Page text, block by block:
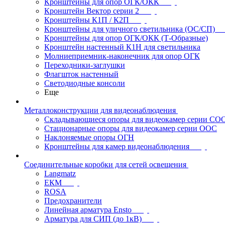
Кронштейны для опор ОГК/ОКК
Кронштейн Вектор серии 2
Кронштейны К1П / К2П
Кронштейны для уличного светильника (ОС/СП)
Кронштейны для опор ОГК/ОКК (Т-Образные)
Кронштейн настенный К1Н для светильника
Молниеприемник-наконечник для опор ОГК
Переходники-заглушки
Флагшток настенный
Светодиодные консоли
Еще
Металлоконструкции для видеонаблюдения
Складывающиеся опоры для видеокамер серии
Стационарные опоры для видеокамер серии ООС
Наклоняемые опоры ОГН
Кронштейны для камер видеонаблюдения
Соединительные коробки для сетей освещения
Langmatz
ЕКМ
ROSA
Предохранители
Линейная арматура Ensto
Арматура для СИП (до 1кВ)